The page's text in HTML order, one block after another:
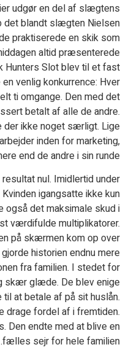
udgør en del af slægtens
blandt slægten Nielsen
praktiserede en skik som
altid præsenterede
Hunters Slot blev til et fast
venlig konkurrence: Hver
ti omgange. Den med det
betalt af alle de andre.
der ikke noget særligt. Lige
inden for marketing,
end de andre i sin runde.
nul. Imidlertid under
igangsatte ikke kun
også det maksimale skud i
værdifulde multiplikatorer.
på skærmen kom op over
historien endnu mere
fra familien. I stedet for
skær glæde. De blev enige
at betale af på sit huslån.
drage fordel af i fremtiden.
Den endte med at blive en
fælles sejr for hele familien.